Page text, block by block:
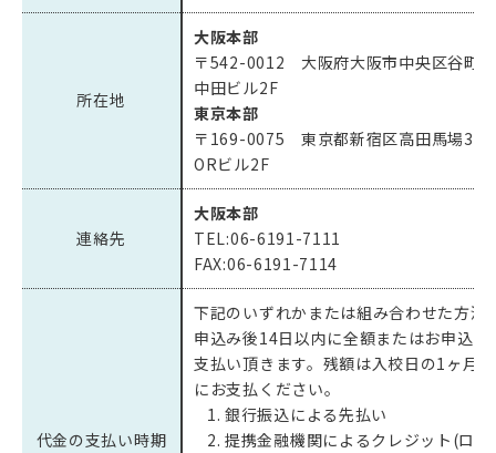
所在地
大阪本部
〒542-0012 大阪府大阪市中央区谷町
中田ビル2F
東京本部
〒169-0075 東京都新宿区高田馬場3-
ORビル2F
連絡先
大阪本部
TEL:06-6191-7111
FAX:06-6191-7114
代金の支払い時期
下記のいずれかまたは組み合わせた方法
申込み後14日以内に全額またはお申込み
支払い頂きます。残額は入校日の1ヶ月
にお支払ください。
銀行振込による先払い
提携金融機関によるクレジット(ロー